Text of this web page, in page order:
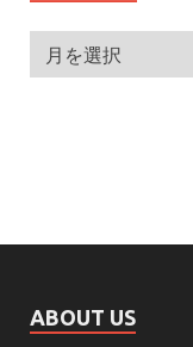
ABOUT US